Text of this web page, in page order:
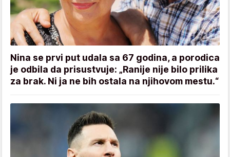
Nina se prvi put udala sa 67 godina, a porodica
je odbila da prisustvuje: „Ranije nije bilo prilika
za brak. Ni ja ne bih ostala na njihovom mestu.“